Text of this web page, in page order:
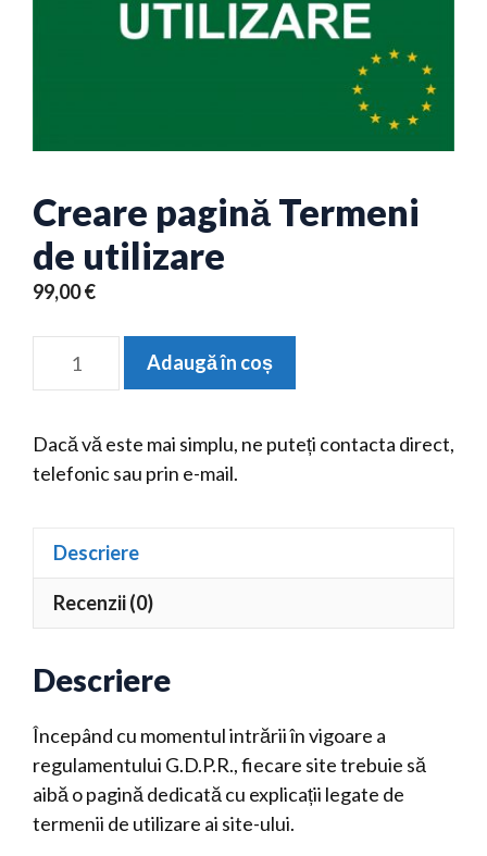
Creare pagină Termeni
de utilizare
99,00€
Creare
Termeni
de
Adaugă în coș
e
i
Dacă vă este mai simplu, ne puteți contacta direct,
telefonic sau prin e-mail.
Descriere
Recenzii (0)
Descriere
Începând cu momentul intrării în vigoare a
regulamentului G.D.P.R., fiecare site trebuie să
aibă o pagină dedicată cu explicații legate de
termenii de utilizare ai site-ului.